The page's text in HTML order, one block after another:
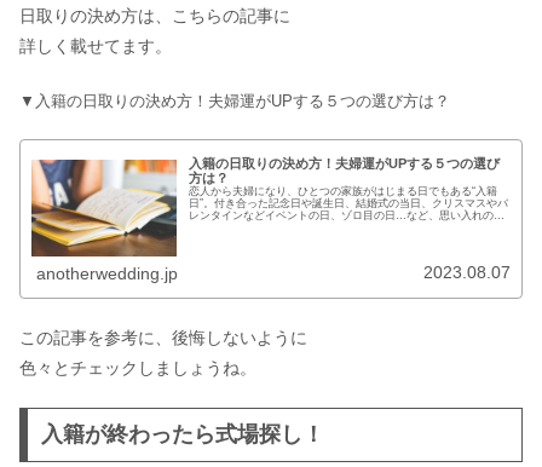
日取りの決め方は、こちらの記事に
詳しく載せてます。
▼入籍の日取りの決め方！夫婦運がUPする５つの選び方は？
入籍の日取りの決め方！夫婦運がUPする５つの選び
方は？
恋人から夫婦になり、ひとつの家族がはじまる日でもある“入籍
日”。付き合った記念日や誕生日、結婚式の当日、クリスマスやバ
レンタインなどイベントの日、ゾロ目の日…など、思い入れのあ
anotherwedding.jp 2023.08.07
この記事を参考に、後悔しないように
色々とチェックしましょうね。
入籍が終わったら式場探し！